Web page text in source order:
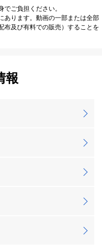
でご負担ください。
あります。動画の一部または全部
布及び有料での販売）することを
報